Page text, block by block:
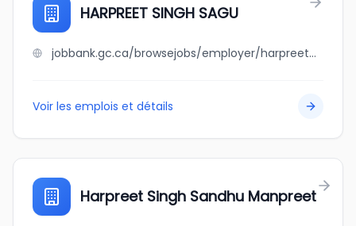
HARPREET SINGH SAGU
jobbank.gc.ca/browsejobs/employer/harpreet+singh+sagu/ca
Voir les emplois et détails
Harpreet Singh Sandhu Manpreet